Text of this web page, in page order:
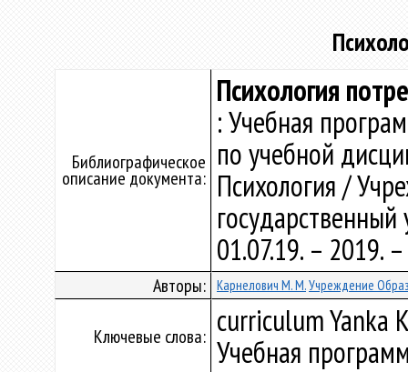
Библиографическое
описание документа:
Психология
: Учебная
по учебной
Психология /
01.07.19. –
Авторы: Карнелович М. М.Учреждение
Ключевые слова: curriculum Yanka
Учебная